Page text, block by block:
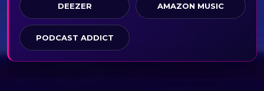
DEEZER AMAZON MUSIC
PODCAST ADDICT